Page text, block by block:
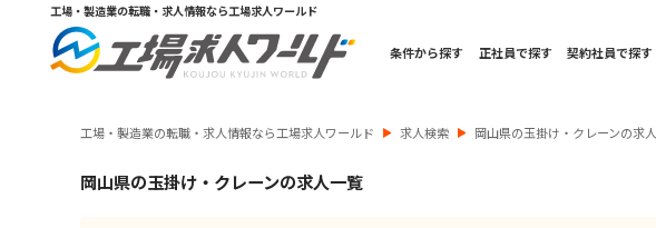
工場・製造業の転職・求人情報なら工場求人ワールド
条件から探す 正社員で探す 契約社員で探す
工場・製造業の転職・求人情報なら工場求人ワールド 求人検索 岡山県の玉掛け・クレーンの求人
岡山県の玉掛け・クレーンの求人一覧